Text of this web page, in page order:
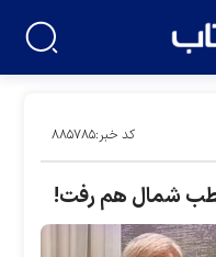
کد خبر:۸۸۵۷۸۵
شمال هم رفت!